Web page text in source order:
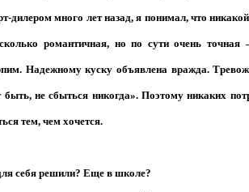
дилером много лет назад, я понимал, что
романтичная, но по сути очень
Надежному куску объявлена вражда.
не сбыться никогда». Поэтому никаких
тем, чем хочется.
себя решили? Еще в школе?